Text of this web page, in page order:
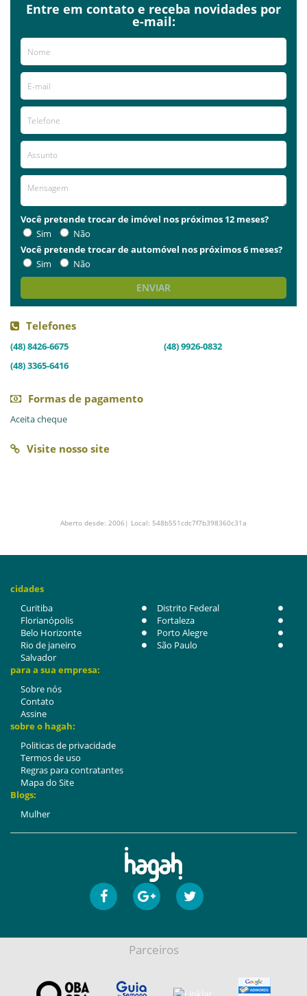
Entre em contato e receba novidades por
e-mail:
Você pretende trocar de imóvel nos próximos 12 meses?
Sim
Não
Você pretende trocar de automóvel nos próximos 6 meses?
Sim
Não
ENVIAR
Telefones
(48) 8426-6675
(48) 9926-0832
(48) 3365-6416
Formas de pagamento
Aceita cheque
Visite nosso site
Aberto desde: 2006| Local: 548b551cdc7f7b398360c31a
cidades
Curitiba
Distrito Federal
Florianópolis
Fortaleza
Belo Horizonte
Porto Alegre
Rio de janeiro
São Paulo
Salvador
para a sua empresa:
Sobre nós
Contato
Assine
sobre o hagah:
Politicas de privacidade
Termos de uso
Regras para contratantes
Mapa do Site
Blogs:
Mulher
Parceiros